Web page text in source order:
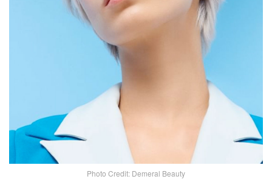
Photo Credit: Demeral Beauty